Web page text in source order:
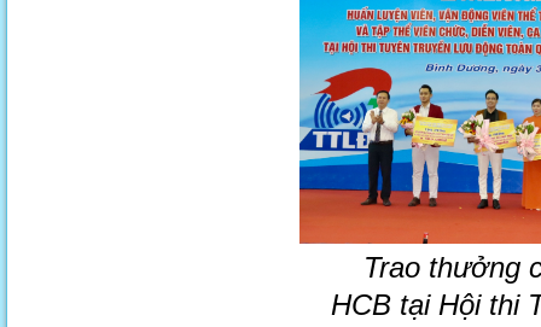
Trao thưởng
HCB tại Hội thi